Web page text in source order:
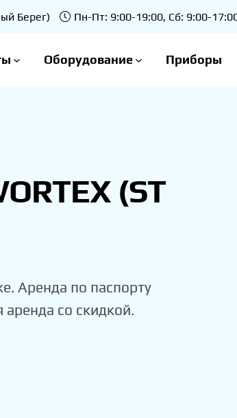
Берег) Пн-Пт: 9:00-19:00, Сб: 9:00-
Оборудование Приборы
(ST
Аренда по паспорту
аренда со скидкой.